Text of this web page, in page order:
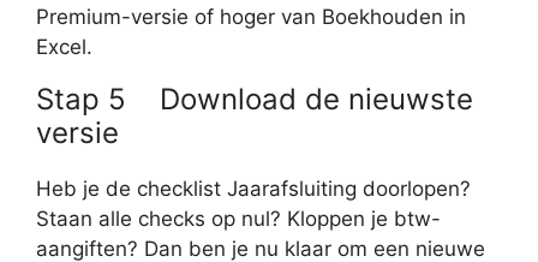
Premium-versie of hoger van Boekhouden in
Excel.
Stap 5 Download de nieuwste
versie
Heb je de checklist Jaarafsluiting doorlopen?
Staan alle checks op nul? Kloppen je btw-
aangiften? Dan ben je nu klaar om een nieuwe